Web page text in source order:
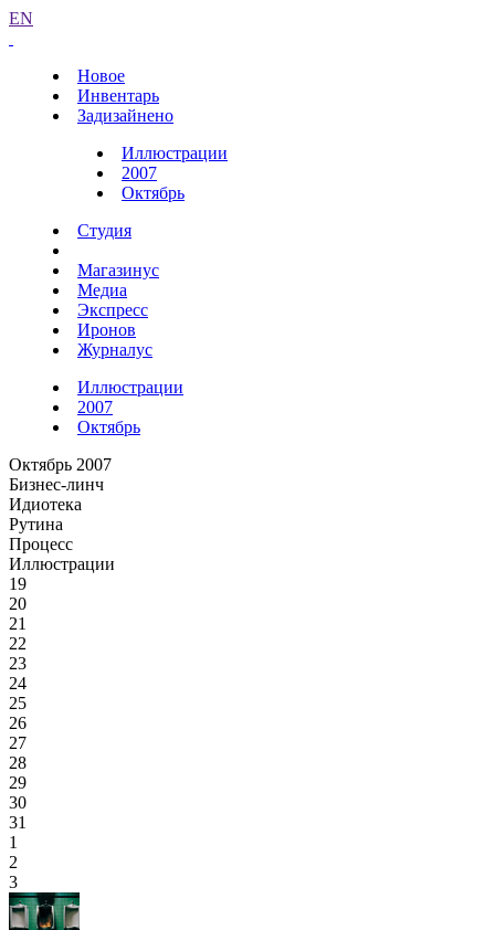
EN
Новое
Инвентарь
Задизайнено
Иллюстрации
2007
Октябрь
Студия
Магазинус
Медиа
Экспресс
Иронов
Журналус
Иллюстрации
2007
Октябрь
Октябрь 2007
Бизнес-линч
Идиотека
Рутина
Процесс
Иллюстрации
19
20
21
22
23
24
25
26
27
28
29
30
31
1
2
3